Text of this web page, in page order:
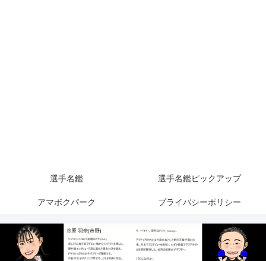
選手名鑑 選手名鑑ピックアップ
アマボクパーク プライバシーポリシー